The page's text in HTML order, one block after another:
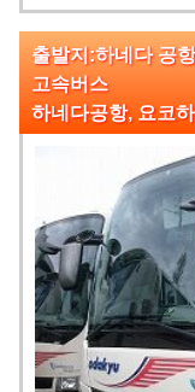
출발지:하네다 공
고속버스
하네다공항, 요코